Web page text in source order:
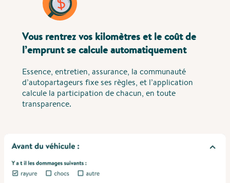
Vous rentrez vos kilomètres et le coût de
l’emprunt se calcule automatiquement
Essence, entretien, assurance, la communauté
d’autopartageurs fixe ses règles, et l’application
calcule la participation de chacun, en toute
transparence.